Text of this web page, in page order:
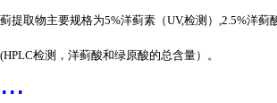
蓟提取物主要规格为5%洋蓟素（UV,检测）,2.5%洋蓟
(HPLC检测，洋蓟酸和绿原酸的总含量）。
...